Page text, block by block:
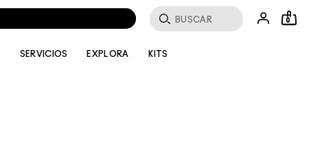
Buscar
0
SERVICIOS EXPLORA KITS